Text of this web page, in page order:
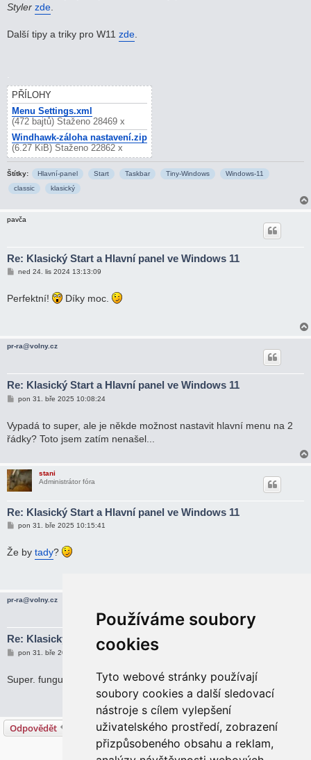
Používáme soubory
cookies
Tyto webové stránky používají
soubory cookies a další sledovací
nástroje s cílem vylepšení
uživatelského prostředí, zobrazení
přizpůsobeného obsahu a reklam,
Styler zde
Další tipy a triky pro W11 zde
PŘÍLOHY
Menu Settings.xml
(472 bajtů) Staženo 28469 x
Windhawk-záloha nastavení.zip
(6.27 KiB) Staženo 22862 x
Štítky: Hlavní-panel Start Taskbar Tiny-Windows
Windows-11
classic
klasický
pavča
Re: Klasický Start a Hlavní panel ve Windows 11
P
s
ned 24. lis 2024 13:13:09
Perfektní! Díky moc.
pr-ra@volny.cz
Re: Klasický Start a Hlavní panel ve Windows 11
P
s
p
ě
pon 31. bře 2025 10:08:24
Vypadá to super, ale je někde možnost nastavit hlavní menu na 2
řádky? Toto jsem zatím nenašel...
stani
Administrátor fóra
Re: Klasický Start a Hlavní panel ve Windows 11
P
s
pon 31. bře 2025 10:15:41
Že by tady?
pr-ra@volny.cz
Re: Klasický Start a Hlavní panel ve Windows 11
P
s
p
k
pon 31. bře 2025 11:21:45
Super. funguje. díky moc.
Odpovědět
5 příspěvků • Stránka1z1